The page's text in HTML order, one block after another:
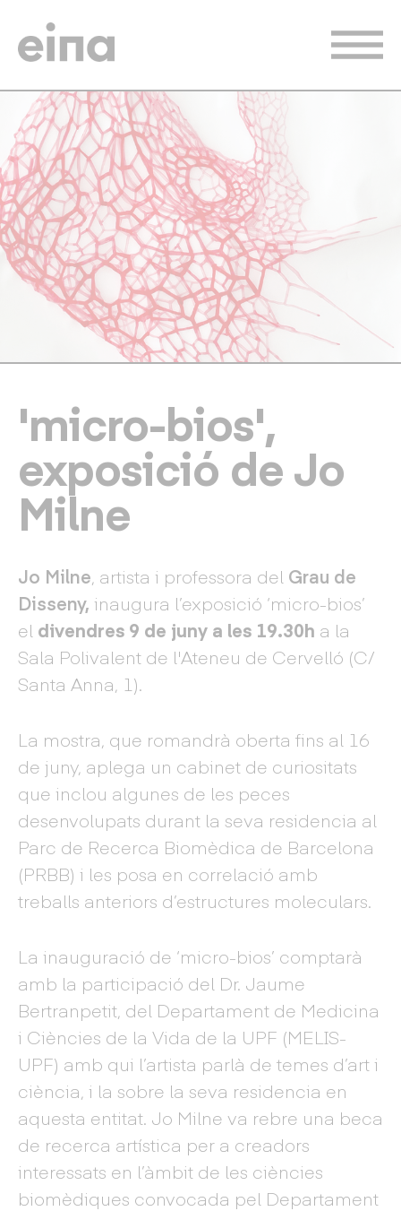
'micro-bios',
exposició de Jo
Milne
Jo Milne, artista i professora del Grau de
Disseny, inaugura l’exposició ‘micro-bios’
el divendres 9 de juny a les 19.30h a la
Sala Polivalent de l'Ateneu de Cervelló (C/
Santa Anna, 1).
La mostra, que romandrà oberta fins al 16
de juny, aplega un cabinet de curiositats
que inclou algunes de les peces
desenvolupats durant la seva residencia al
Parc de Recerca Biomèdica de Barcelona
(PRBB) i les posa en correlació amb
treballs anteriors d’estructures moleculars.
La inauguració de ‘micro-bios’ comptarà
amb la participació del Dr. Jaume
Bertranpetit, del Departament de Medicina
i Ciències de la Vida de la UPF (MELIS-
UPF) amb qui l’artista parlà de temes d’art i
ciència, i la sobre la seva residencia en
aquesta entitat. Jo Milne va rebre una beca
de recerca artística per a creadors
interessats en l’àmbit de les ciències
biomèdiques convocada pel Departament